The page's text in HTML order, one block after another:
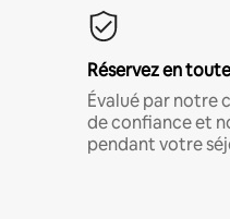
Réservez en
Évalué par notre
de confiance et
pendant votre